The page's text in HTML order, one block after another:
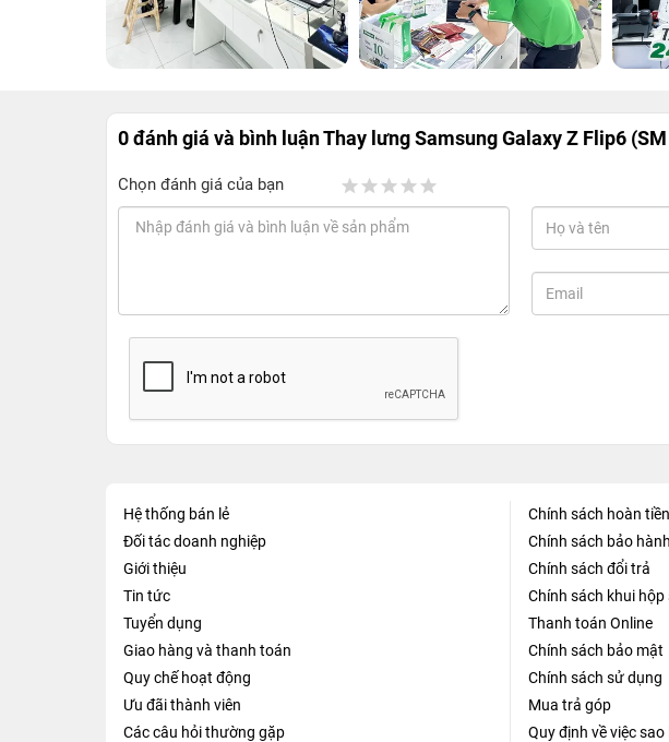
0 đánh giá và bình luậnThay lưng Samsung Galaxy Z Flip6
Chọn đánh giá của bạn
Hệ thống bán lẻ
Đối tác doanh nghiệp
Giới thiệu
Tin tức
Tuyển dụng
Giao hàng và thanh toán
Quy chế hoạt động
Ưu đãi thành viên
Các câu hỏi thường gặp
Chính sách hoàn tiền
Chính sách bảo hành
Chính sách đổi trả
Chính sách khui
Thanh toán Online
Chính sách bảo mật
Chính sách sử dụng
Mua trả góp
Quy định về việc